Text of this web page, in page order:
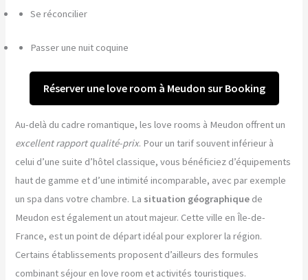
Se réconcilier
Passer une nuit coquine
Réserver une love room à Meudon sur Booking
Au-delà du cadre romantique, les love rooms à Meudon offrent un
excellent rapport qualité-prix. Pour un tarif souvent inférieur à
celui d’une suite d’hôtel classique, vous bénéficiez d’équipements
haut de gamme et d’une intimité incomparable, avec par exemple
un spa dans votre chambre. La situation géographique de
Meudon est également un atout majeur. Cette ville en Île-de-
France, est un point de départ idéal pour explorer la région.
Certains établissements proposent d’ailleurs des formules
combinant séjour en love room et activités touristiques.